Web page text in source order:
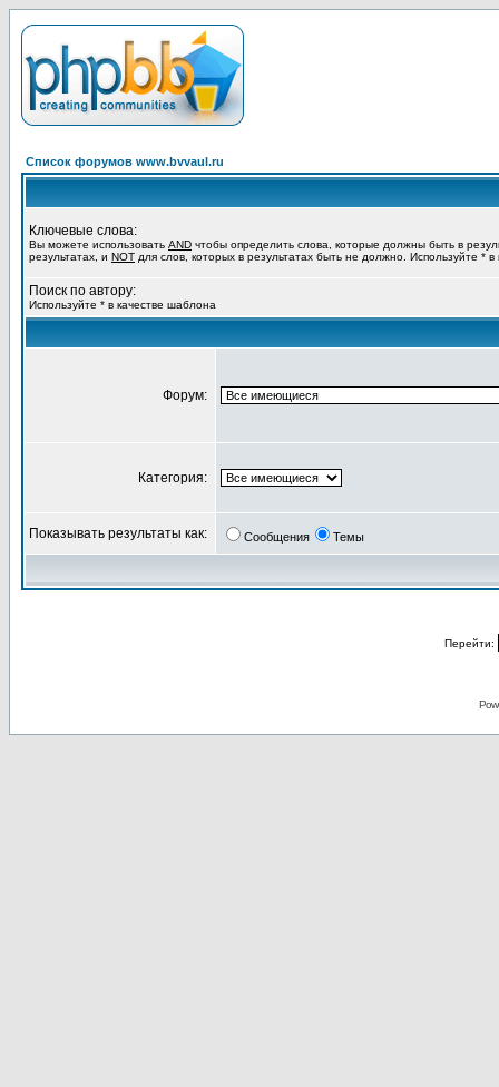
Список форумов www.bvvaul.ru
Ключевые слова:
Вы можете использовать AND чтобы определить слова, которые должны быть в
результатах, и NOT для слов, которых в результатах быть не должно. Используйте *
Поиск по автору:
Используйте * в качестве шаблона
Форум:
Категория:
Показывать результаты как: Сообщения Темы
Перейти: